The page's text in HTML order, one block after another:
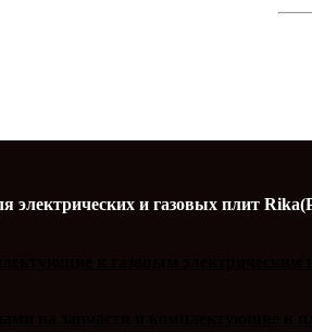
электрических и газовых плит